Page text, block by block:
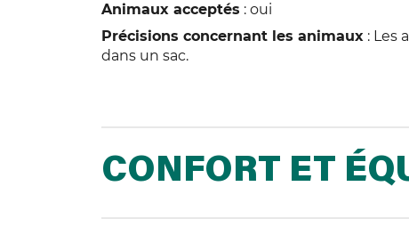
Animaux acceptés : oui
Précisions concernant les animaux : Les
dans un sac.
CONFORT ET